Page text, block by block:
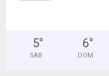
5°
SAB
6°
DOM